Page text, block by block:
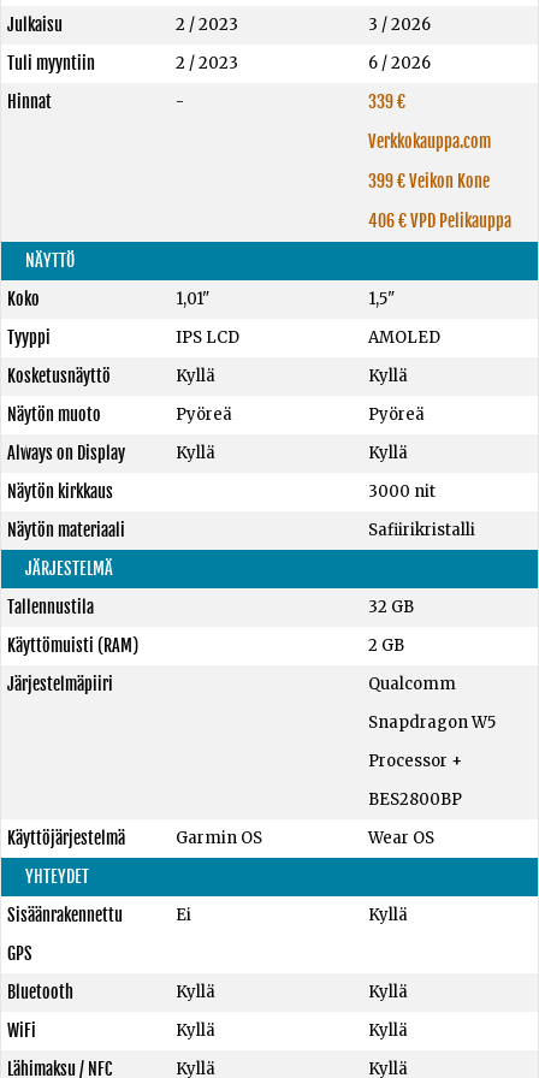
Julkaisu 2 / 2023
3 / 2026
Tuli myyntiin
2 / 2023
6 / 2026
Hinnat
-
339 €
Verkkokauppa.com
399 € Veikon Kone
406 € VPD Pelikauppa
NÄYTTÖ
Koko
1,01"
1,5"
Tyyppi
IPS LCD
AMOLED
Kosketusnäyttö
Kyllä
Kyllä
Näytön muoto
Pyöreä
Pyöreä
Always on Display
Kyllä
Kyllä
Näytön kirkkaus
3000 nit
Näytön materiaali
Safiirikristalli
JÄRJESTELMÄ
Tallennustila
32 GB
Käyttömuisti (RAM)
2 GB
Järjestelmäpiiri
Qualcomm
Snapdragon W5
Processor +
BES2800BP
Käyttöjärjestelmä
Garmin OS
Wear OS
YHTEYDET
Sisäänrakennettu
GPS
Ei Kyllä
Bluetooth Kyllä
Kyllä
WiFi
Kyllä
Kyllä
Lähimaksu / NFC
Kyllä Kyllä